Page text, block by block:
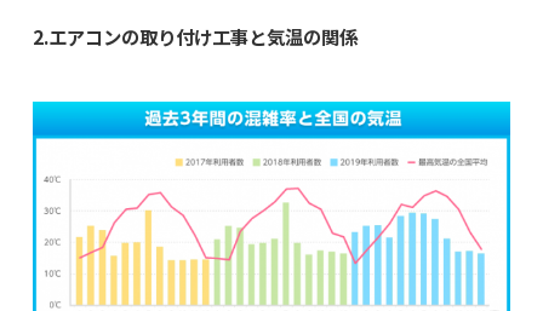
2.エアコンの取り付け工事と気温の関係